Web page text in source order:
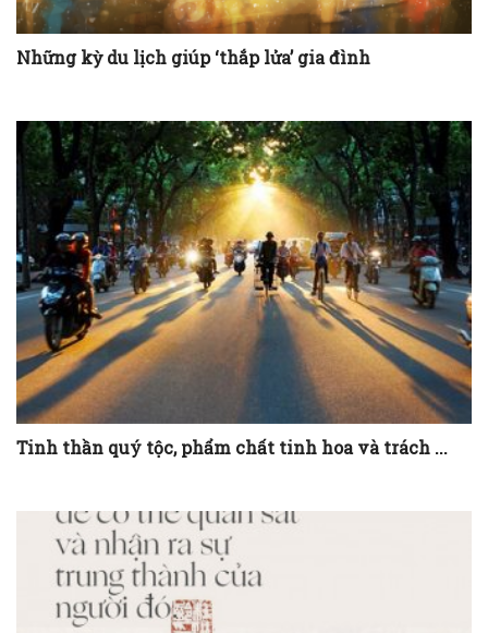
Những kỳ du lịch giúp ‘thắp lửa’ gia đình
Tinh thần quý tộc, phẩm chất tinh hoa và trách ...